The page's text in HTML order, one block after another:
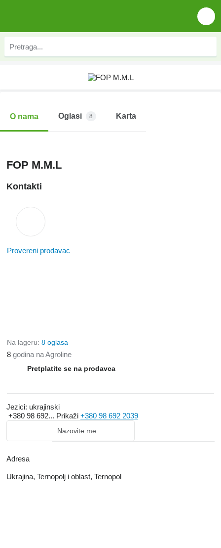
O nama Oglasi 8 Karta
FOP M.M.L
Kontakti
Provereni prodavac
Na lageru: 8 oglasa
8 godina na Agroline
Pretplatite se na prodavca
Jezici: ukrajinski
+380 98 692... Prikaži +380 98 692 2039
Nazovite me
Adresa
Ukrajina, Ternopolj i oblast, Ternopol